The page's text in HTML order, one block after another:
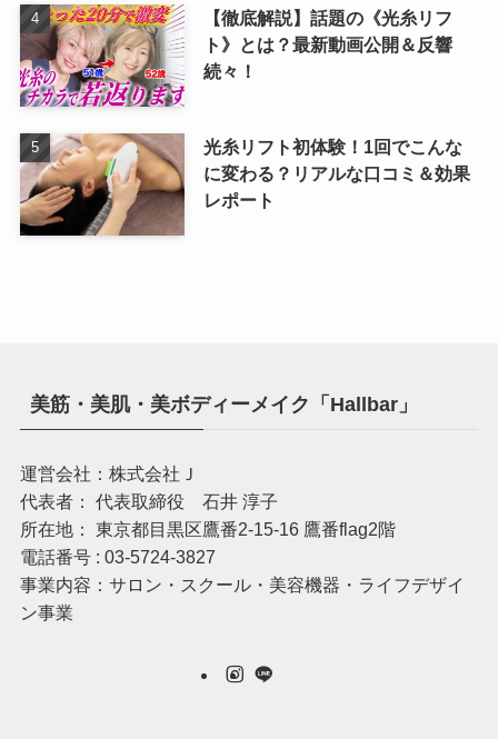
【徹底解説】話題の《光糸リフ
ト》とは？最新動画公開＆反響
続々！
光糸リフト初体験！1回でこんな
に変わる？リアルな口コミ＆効果
レポート
美筋・美肌・美ボディーメイク「Hallbar」
運営会社：株式会社Ｊ
代表者： 代表取締役 石井 淳子
所在地： 東京都目黒区鷹番2-15-16 鷹番flag2階
電話番号 : 03-5724-3827
事業内容：サロン・スクール・美容機器・ライフデザイ
ン事業